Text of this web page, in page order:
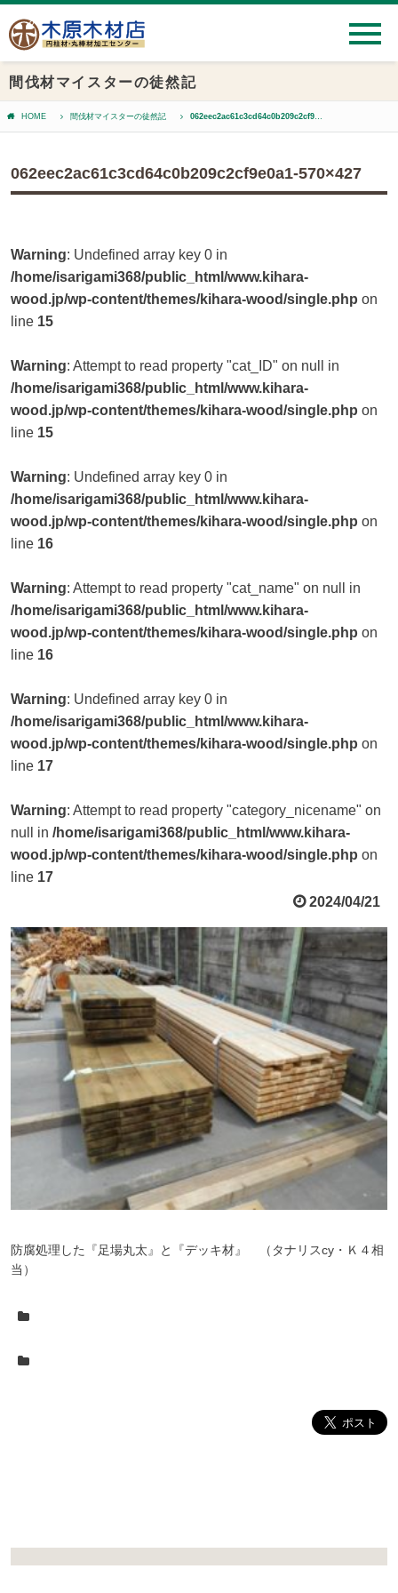
間伐材マイスターの徒然記
HOME 間伐材マイスターの徒然記 062eec2ac61c3cd64c0b209c2cf9e0a1-570×427
062eec2ac61c3cd64c0b209c2cf9e0a1-570×427
Warning: Undefined array key 0 in
/home/isarigami368/public_html/www.kihara-
wood.jp/wp-content/themes/kihara-wood/single.php on
line 15
Warning: Attempt to read property "cat_ID" on null in
/home/isarigami368/public_html/www.kihara-
wood.jp/wp-content/themes/kihara-wood/single.php on
line 15
Warning: Undefined array key 0 in
/home/isarigami368/public_html/www.kihara-
wood.jp/wp-content/themes/kihara-wood/single.php on
line 16
Warning: Attempt to read property "cat_name" on null in
/home/isarigami368/public_html/www.kihara-
wood.jp/wp-content/themes/kihara-wood/single.php on
line 16
Warning: Undefined array key 0 in
/home/isarigami368/public_html/www.kihara-
wood.jp/wp-content/themes/kihara-wood/single.php on
line 17
Warning: Attempt to read property "category_nicename" on
null in /home/isarigami368/public_html/www.kihara-
wood.jp/wp-content/themes/kihara-wood/single.php on
line 17
2024/04/21
防腐処理した『足場丸太』と『デッキ材』 （タナリスcy・Ｋ４相
当）